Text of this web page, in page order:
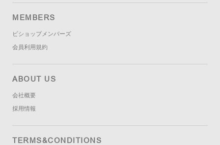
MEMBERS
ビショップメンバーズ
会員利用規約
ABOUT US
会社概要
採用情報
TERMS&CONDITIONS